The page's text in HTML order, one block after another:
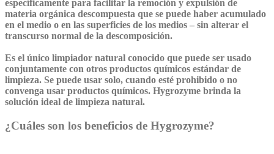
específicamente para facilitar la remoción y expulsión de
materia orgánica descompuesta que se puede haber acumulado
en el medio o en las superficies de los medios – sin alterar el
transcurso normal de la descomposición.
Es el único limpiador natural conocido que puede ser usado
conjuntamente con otros productos químicos estándar de
limpieza. Se puede usar solo, cuando esté prohibido o no
convenga usar productos químicos. Hygrozyme brinda la
solución ideal de limpieza natural.
¿Cuáles son los beneficios de Hygrozyme?